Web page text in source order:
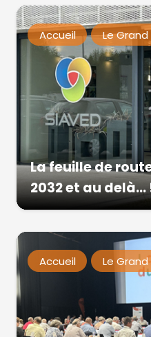
Accueil Le
La feuille de
2032 et au delà…
Accueil Le